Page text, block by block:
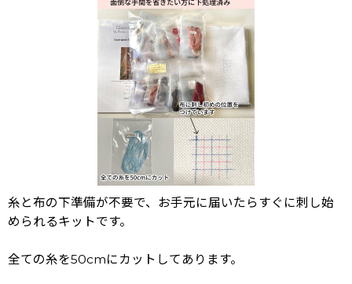
糸と布の下準備が不要で、お手元に届いたらすぐに刺し始
められるキットです。
全ての糸を50cmにカットしてあります。